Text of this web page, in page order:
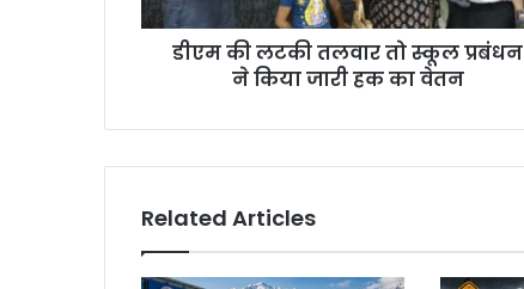
डीएम की लटकी तलवार तो स्कूल प्रबंधन
ने किया जारी हक का वेतन
Related Articles